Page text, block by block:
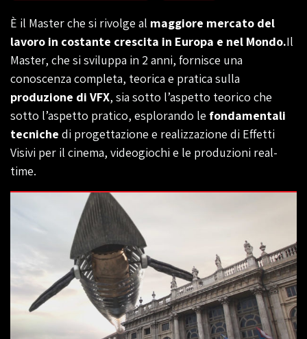
È il Master che si rivolge al maggiore mercato del
lavoro in costante crescita in Europa e nel Mondo.Il
Master, che si sviluppa in 2 anni, fornisce una
conoscenza completa, teorica e pratica sulla
produzione di VFX, sia sotto l’aspetto teorico che
sotto l’aspetto pratico, esplorando le fondamentali
tecniche di progettazione e realizzazione di Effetti
Visivi per il cinema, videogiochi e le produzioni real-
time.